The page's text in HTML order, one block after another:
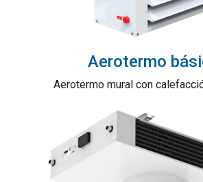
Aerotermo
Aerotermo mural con